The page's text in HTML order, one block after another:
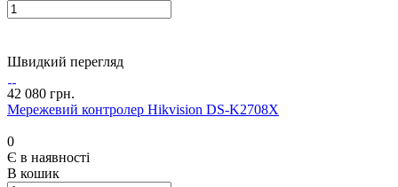
Швидкий перегляд
42 080 грн.
Мережевий контролер Hikvision DS-K2708X
0
Є в наявності
В кошик